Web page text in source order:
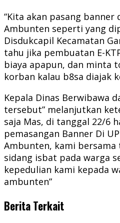
“Kita akan pasang banner
Ambunten seperti yang
Disdukcapil Kecamatan
tahu jika pembuatan E-
biaya apapun, dan minta
korban kalau b8sa diajak
Kepala Dinas Berwibawa
tersebut” melanjutkan
saja Mas, di tanggal 22/6
pemasangan Banner Di
Ambunten, kami
sidang isbat pada warga
kepedulian kami kepada
ambunten”
Berita Terkait